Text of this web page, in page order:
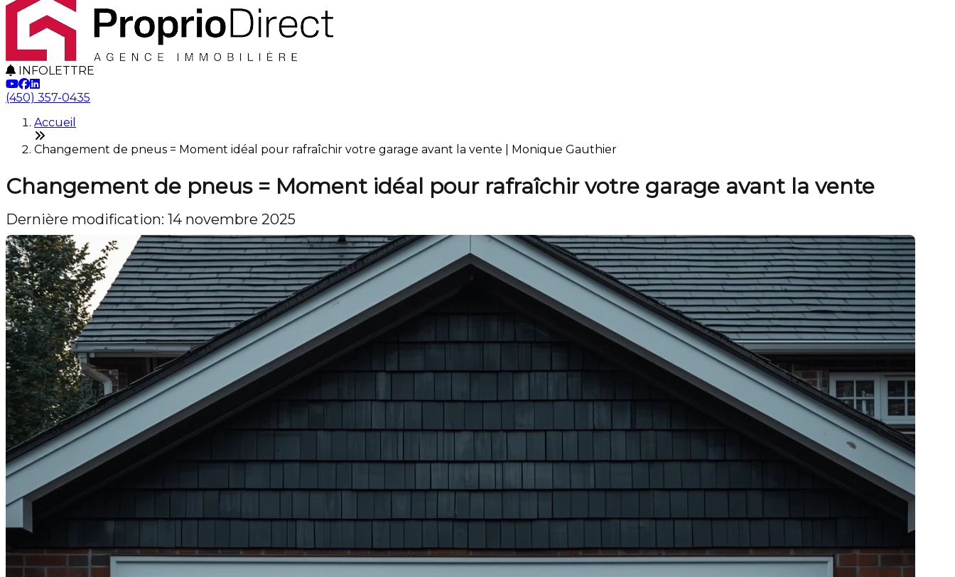
INFOLETTRE
(450) 357-0435
Accueil
Changement de pneus = Moment idéal pour rafraîchir votre garage avant la vente | Monique Gauthier
Changement de pneus = Moment idéal pour rafraîchir votre garage avant la vente
Dernière modification: 14 novembre 2025